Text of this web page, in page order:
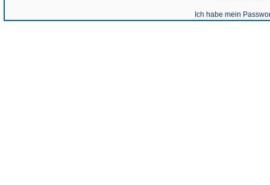
Ich habe mein